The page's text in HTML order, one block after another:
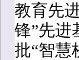
教育先
锋”先进
批“智慧